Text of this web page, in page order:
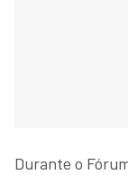
Durante o